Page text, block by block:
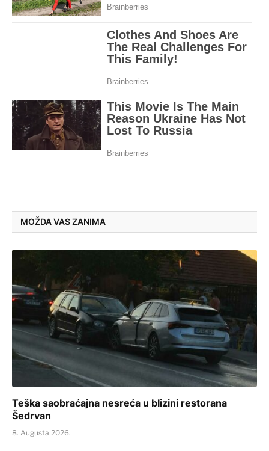
MOŽDA VAS ZANIMA
Teška saobraćajna nesreća u blizini restorana
Šedrvan
8. Augusta 2026.